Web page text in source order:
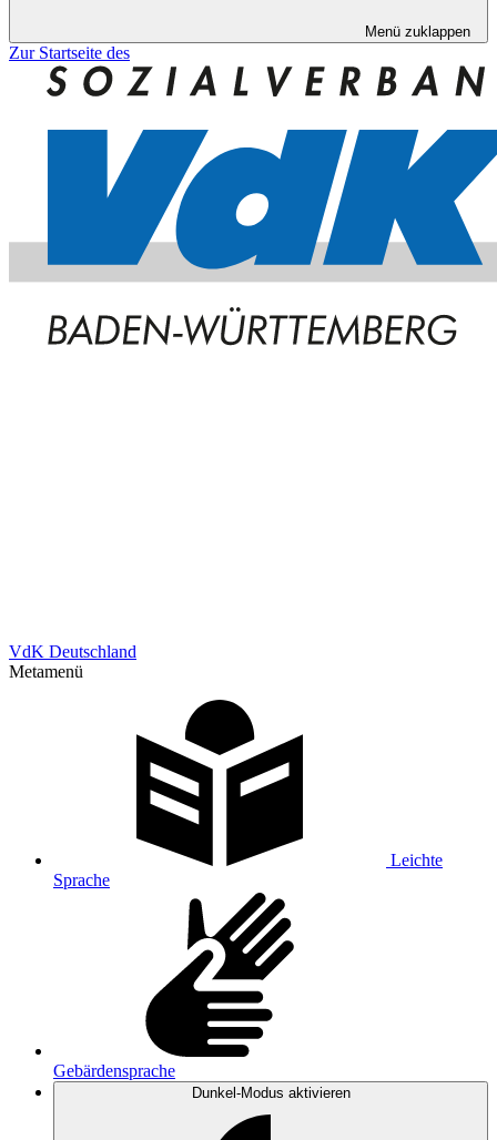
Menü zuklappen
Zur Startseite des
VdK Deutschland
Metamenü
Leichte
Sprache
Gebärdensprache
Dunkel-Modus aktivieren